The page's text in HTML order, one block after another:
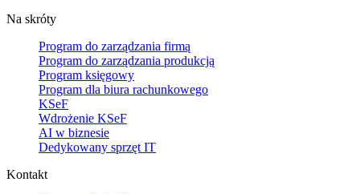
Na skróty
Program do zarządzania firmą
Program do zarządzania produkcją
Program księgowy
Program dla biura rachunkowego
KSeF
Wdrożenie KSeF
AI w biznesie
Dedykowany sprzęt IT
Kontakt